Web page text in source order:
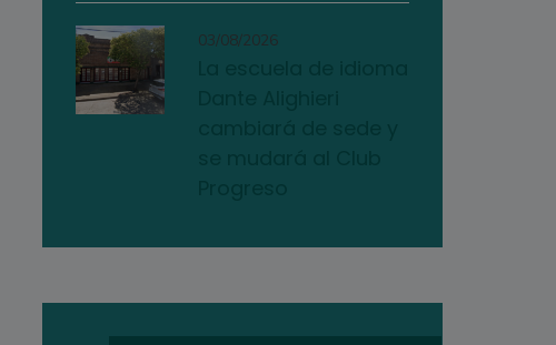
03/08/2026